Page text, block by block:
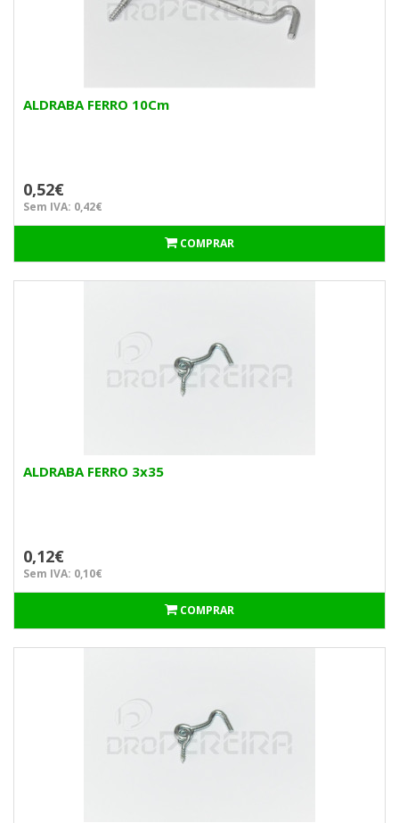
ALDRABA FERRO 10Cm
0,52€
Sem IVA: 0,42€
COMPRAR
ALDRABA FERRO 3x35
0,12€
Sem IVA: 0,10€
COMPRAR